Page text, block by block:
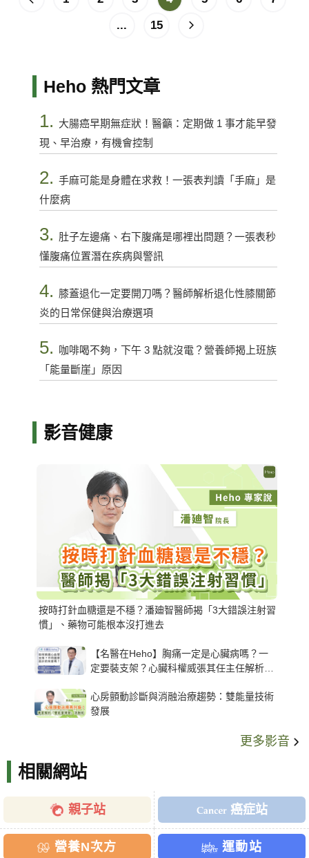
...
15
Heho 熱門文章
1. 大腸癌早期無症狀！醫籲：定期做 1 事才能早發
現、早治療，有機會控制
2. 手麻可能是身體在求救！一張表判讀「手麻」是
什麼病
3. 肚子左邊痛、右下腹痛是哪裡出問題？一張表秒
懂腹痛位置潛在疾病與警訊
4. 膝蓋退化一定要開刀嗎？醫師解析退化性膝關節
炎的日常保健與治療選項
5.
咖啡喝不夠，下午 3 點就沒電？營養師揭上班族
「能量斷崖」原因
影音健康
按時打針血糖還是不穩？潘廸智醫師揭「3大錯誤注射習
慣」、藥物可能根本沒打進去
【名醫在Heho】胸痛一定是心臟病嗎？一
定要裝支架？心臟科權威張其任主任解析支
心房顫動診斷與消融治療趨勢：雙能量技術
發展
更多影音
相關網站
親子站 癌症站
營養N次方 運動站